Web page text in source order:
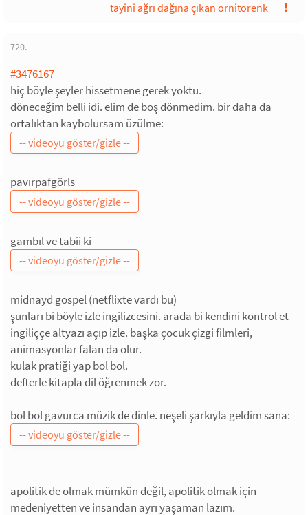
tayini ağrı dağına çıkan ornitorenk
720.
#3476167
hiç böyle şeyler hissetmene gerek yoktu.
döneceğim belli idi. elim de boş dönmedim. bir daha da
ortalıktan kaybolursam üzülme:
pavırpafgörls
gambıl ve tabii ki
midnayd gospel (netflixte vardı bu)
şunları bi böyle izle ingilizcesini. arada bi kendini kontrol et
ingiliççe altyazı açıp izle. başka çocuk çizgi filmleri,
animasyonlar falan da olur.
kulak pratiği yap bol bol.
defterle kitapla dil öğrenmek zor.
bol bol gavurca müzik de dinle. neşeli şarkıyla geldim sana:
apolitik de olmak mümkün değil, apolitik olmak için
medeniyetten ve insandan ayrı yaşaman lazım.